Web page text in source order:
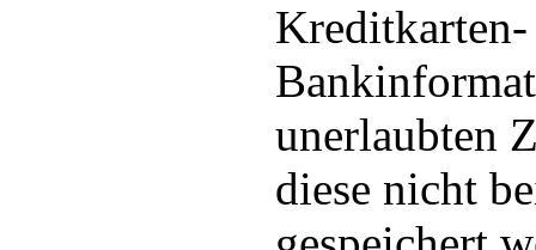
unerlaubten
diese nicht